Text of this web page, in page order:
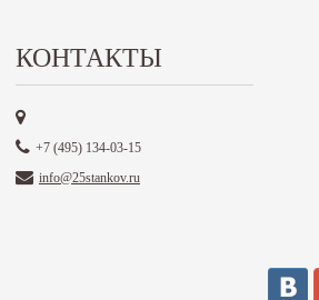
КОНТАКТЫ
+7 (495) 134-03-15
info@25stankov.ru